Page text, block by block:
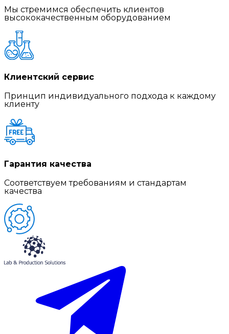
Мы стремимся обеспечить клиентов
высококачественным оборудованием
Клиентский сервис
Принцип индивидуального подхода к каждому
клиенту
Гарантия качества
Соответствуем требованиям и стандартам
качества